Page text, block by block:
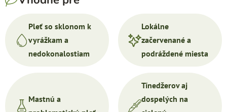
Pleť so sklonom k
vyrážkam a
nedokonalostiam
Lokálne
začervenané a
podráždené miesta
Mastnú a
Tínedžerov aj
dospelých na